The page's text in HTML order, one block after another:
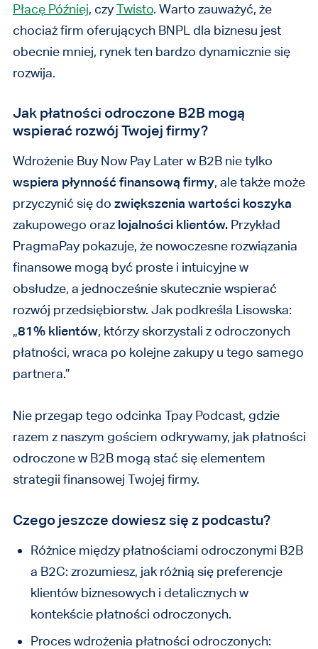
Płacę Później, czyTwisto. Warto zauważyć, że
chociaż firm oferujących BNPL dla biznesu jest
obecnie mniej, rynek ten bardzo dynamicznie się
rozwija.
Jak płatności odroczone B2B mogą
wspierać rozwój Twojej firmy?
Wdrożenie Buy Now Pay Later w B2B nie tylko
wspiera płynność finansową firmy, ale także może
przyczynić się do zwiększenia wartości koszyka
zakupowego oraz lojalności klientów.Przykład
PragmaPay pokazuje, że nowoczesne rozwiązania
finansowe mogą być proste i intuicyjne w
obsłudze, a jednocześnie skutecznie wspierać
rozwój przedsiębiorstw. Jak podkreśla Lisowska:
„81% klientów, którzy skorzystali z odroczonych
płatności, wraca po kolejne zakupy u tego samego
partnera.”
Nie przegap tego odcinka Tpay Podcast, gdzie
razem z naszym gościem odkrywamy, jak płatności
odroczone w B2B mogą stać się elementem
strategii finansowej Twojej firmy.
Czego jeszcze dowiesz się z podcastu?
Różnice między płatnościami odroczonymi B2B
a B2C: zrozumiesz, jak różnią się preferencje
klientów biznesowych i detalicznych w
kontekście płatności odroczonych.
Proces wdrożenia płatności odroczonych: